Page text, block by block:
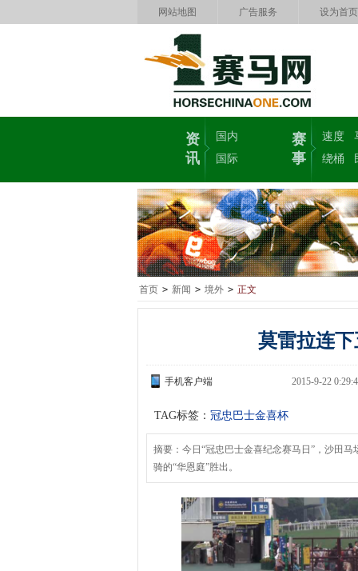
网站地图 广告服务 设为首页
资
讯
国内
国际
赛
事
速度
绕桶
首页 > 新闻 > 境外 > 正文
莫雷拉连
手机客户端 2015-9-22
TAG标签： 冠忠巴士金喜杯
摘要：今日“冠忠巴士金喜纪念赛马日”，沙田
骑的“华恩庭”胜出。